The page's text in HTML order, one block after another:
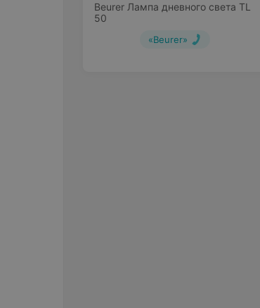
Beurer Лампа дневного света TL
50
«Beurer»